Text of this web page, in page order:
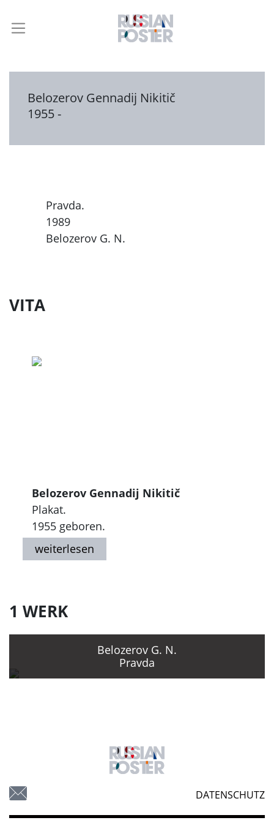
Belozerov Gennadij Nikitič
1955 -
Pravda.
1989
Belozerov G. N.
VITA
Belozerov Gennadij Nikitič
Plakat.
1955 geboren.
1 WERK
Belozerov G. N.
Pravda
DATENSCHUTZ